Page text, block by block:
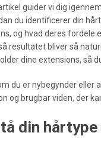
artikel guider vi dig
du identificerer din
og hvad deres fordele
resultatet bliver så
dine extensions, så
du er nybegynder eller
og brugbar viden, der
din hårtype